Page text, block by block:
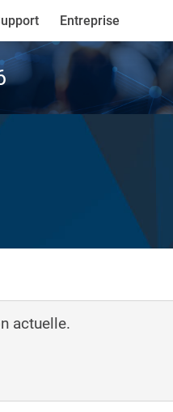
Entreprise
actuelle.